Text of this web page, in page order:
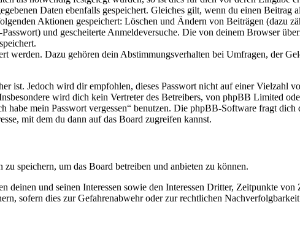
Daten ebenfalls gespeichert. Gleiches gilt, wenn du einen Beitrag
Aktionen gespeichert: Löschen und Ändern von Beiträgen (dazu
und gescheiterte Anmeldeversuche. Die von deinem Browser
werden. Dazu gehören dein Abstimmungsverhalten bei Umfragen, der
ist. Jedoch wird dir empfohlen, dieses Passwort nicht auf einer Vielzahl
wird dich kein Vertreter des Betreibers, von phpBB Limited
mein Passwort vergessen“ benutzen. Die phpBB-Software fragt
mit dem du dann auf das Board zugreifen kannst.
speichern, um das Board betreiben und anbieten zu können.
deinen und seinen Interessen sowie den Interessen Dritter, Zeitpunkte
sofern dies zur Gefahrenabwehr oder zur rechtlichen